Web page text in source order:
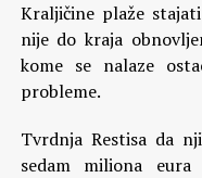
Kraljičine plaže
nije do kraja
kome se nalaze
probleme.
Tvrdnja Restisa da
sedam miliona